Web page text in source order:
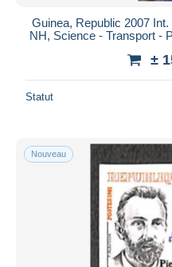
Guinea, Republic 2007
NH, Science - Transport -
±
Statut
Nouveau